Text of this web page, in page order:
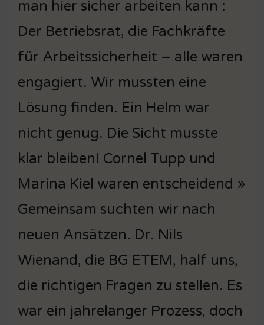
man hier sicher arbeiten kann :
Der Betriebsrat, die Fachkräfte
für Arbeitssicherheit – alle waren
engagiert. Wir mussten eine
Lösung finden. Ein Helm war
nicht genug. Die Sicht musste
klar bleiben! Cornel Tupp und
Marina Kiel waren entscheidend »
Gemeinsam suchten wir nach
neuen Ansätzen. Dr. Nils
Wienand, die BG ETEM, half uns,
die richtigen Fragen zu stellen. Es
war ein jahrelanger Prozess, doch